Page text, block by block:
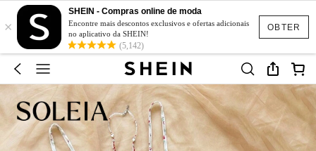
OBTER
×
SHEIN - Compras online de moda
Encontre mais descontos exclusivos e ofertas adicionais
no aplicativo da SHEIN!
(5,142)